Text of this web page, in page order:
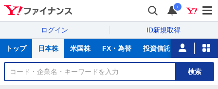
i
ログイン ID新規取得
サ
トップ 日本株 米国株 FX・為替 投資信託 ニュース
銘
検索